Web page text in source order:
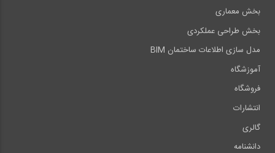
بخش معماری
بخش طراحی عملکردی
مدل سازی اطلاعات ساختمان BIM
آموزشگاه
فروشگاه
انتشارات
گالری
دانشنامه